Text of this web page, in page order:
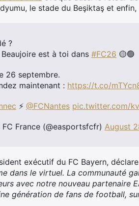
le stade du Beşiktaş et
?
est à toi dans #FC26 ​🟡​🟢​
26 septembre.
maintenant : https://t.co/
⚡​ @FCNantes pic.twitter.com/
FC France (@easportsfcfr) August
exécutif du FC Bayern,
dans le virtuel. La communauté
avec notre nouveau partenaire
génération de fans de football,